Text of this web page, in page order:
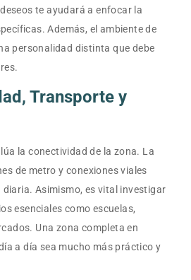
te ayudará a enfocar la
Además, el ambiente de
personalidad distinta que debe
Transporte y
la conectividad de la zona. La
de metro y conexiones viales
Asimismo, es vital investigar
esenciales como escuelas,
Una zona completa en
a día sea mucho más práctico y